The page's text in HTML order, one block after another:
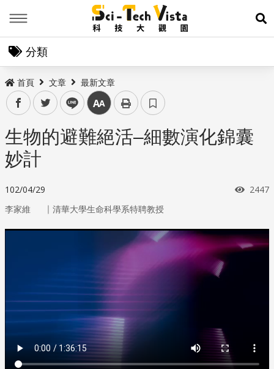
展
分類
首頁 文章 最新文章
facebooktwitter line 中
生物的避難絕活–細數演化錦囊
妙計
102/04/29 瀏覽
2447
李家維 ｜ 清華大學生命科學系特聘教授